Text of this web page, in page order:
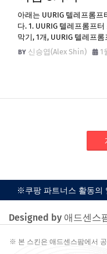
아래는 UURIG 텔레프롬
다. 1. UURIG 텔레프롬프
막기, 1개, UURIG 텔레프
신승엽(Alex Shin)
1
※쿠팡 파트너스 활동의
Designed by 애드센스
※ 본 스킨은 애드센스팜에서